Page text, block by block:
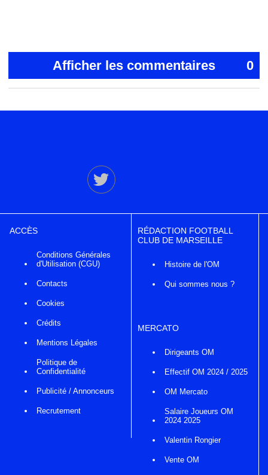
Afficher les commentaires 0
ACCÈS
Conditions Générales
d'Utilisation (CGU)
Contacts
Cookies
Crédits
Mentions Légales
Politique de
Confidentialité
Publicité / Annonceurs
Recrutement
RÉDACTION FOOTBALL
CLUB DE MARSEILLE
Histoire de l'OM
Qui sommes nous ?
MERCATO
Dirigeants OM
Effectif OM 2024 / 2025
OM Mercato
Salaire Joueurs OM
2024 2025
Valentin Rongier
Vente OM